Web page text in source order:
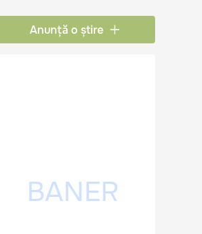
Anunță o știre